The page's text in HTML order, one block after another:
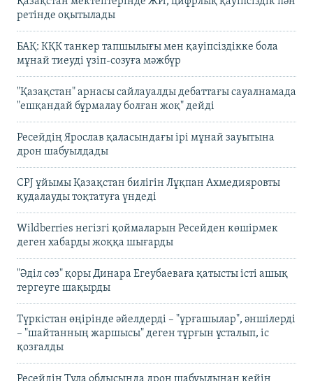
ретінде оқытылады
БАҚ: КҚК танкер тапшылығы мен қауіпсіздікке бола
мұнай тиеуді үзіп-созуға мәжбүр
"Қазақстан" арнасы сайлауалды дебаттағы сауалнамада
"ешқандай бұрмалау болған жоқ" дейді
Ресейдің Ярослав қаласындағы ірі мұнай зауытына
дрон шабуылдады
CPJ ұйымы Қазақстан билігін Лұқпан Ахмедияровты
қудалауды тоқтатуға үндеді
Wildberries негізгі қоймаларын Ресейден көшірмек
деген хабарды жоққа шығарды
"Әділ сөз" қоры Динара Егеубаеваға қатысты істі ашық
тергеуге шақырды
Түркістан өңірінде әйелдерді – "ұрғашылар", әншілерді
– "шайтанның жаршысы" деген тұрғын ұсталып, іс
қозғалды